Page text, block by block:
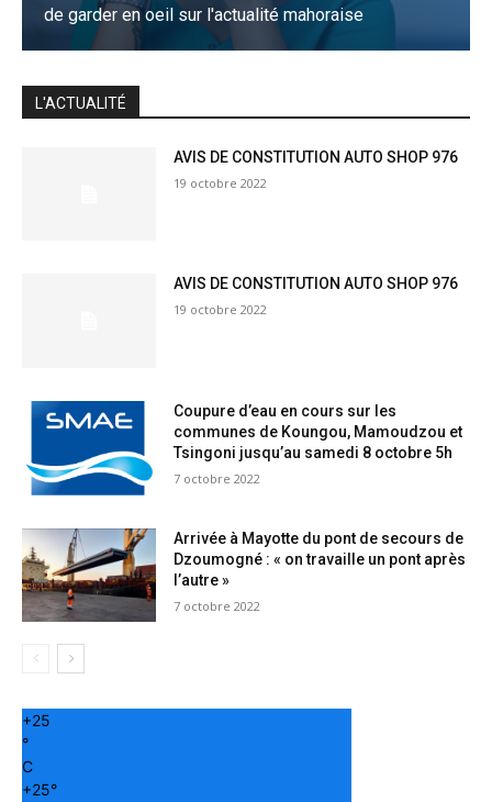
de garder en oeil sur l'actualité mahoraise
JE M'INSCRIS
L'ACTUALITÉ
AVIS DE CONSTITUTION AUTO SHOP 976
19 octobre 2022
AVIS DE CONSTITUTION AUTO SHOP 976
19 octobre 2022
Coupure d’eau en cours sur les
communes de Koungou, Mamoudzou et
Tsingoni jusqu’au samedi 8 octobre 5h
7 octobre 2022
Arrivée à Mayotte du pont de secours de
Dzoumogné : « on travaille un pont après
l’autre »
7 octobre 2022
+25
°
C
+25°